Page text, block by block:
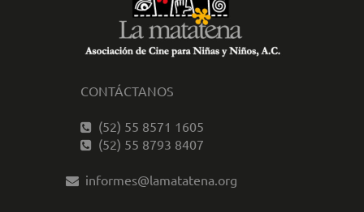
CONTÁCTANOS
(52) 55 8571 1605
(52) 55 8793 8407
informes@lamatatena.org